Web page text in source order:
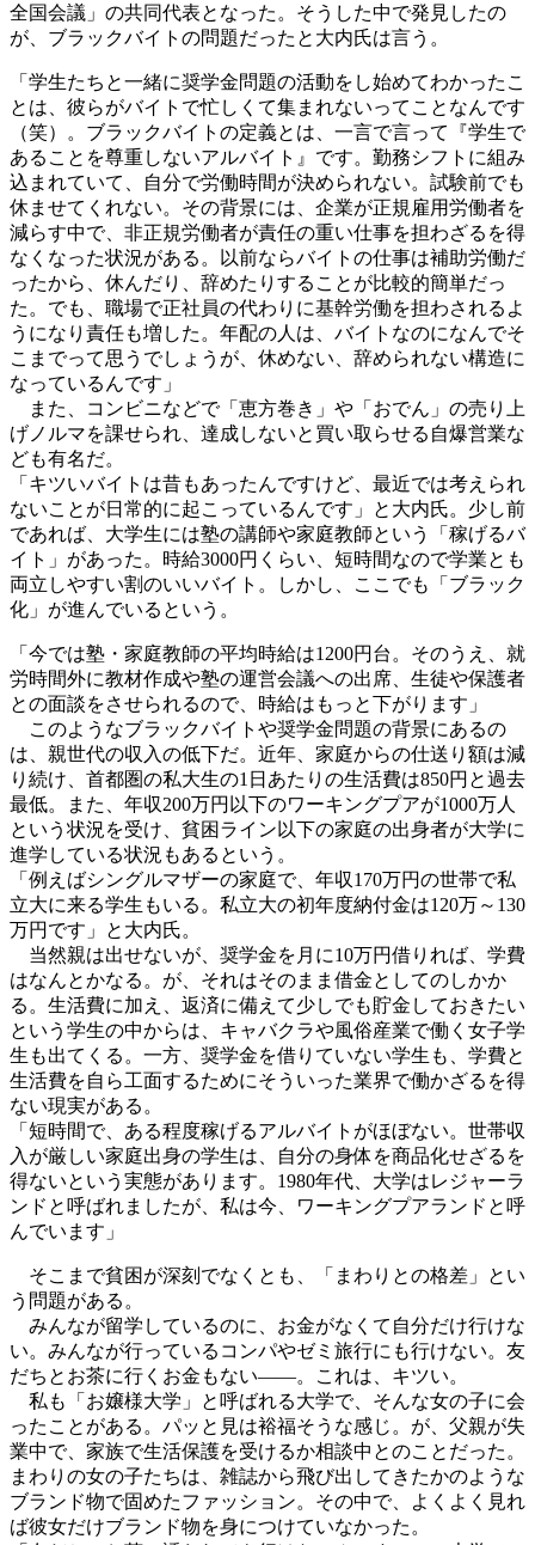
全国会議」の共同代表となった。そうした中で発見したの
が、ブラックバイトの問題だったと大内氏は言う。
「学生たちと一緒に奨学金問題の活動をし始めてわかったこ
とは、彼らがバイトで忙しくて集まれないってことなんです
（笑）。ブラックバイトの定義とは、一言で言って『学生で
あることを尊重しないアルバイト』です。勤務シフトに組み
込まれていて、自分で労働時間が決められない。試験前でも
休ませてくれない。その背景には、企業が正規雇用労働者を
減らす中で、非正規労働者が責任の重い仕事を担わざるを得
なくなった状況がある。以前ならバイトの仕事は補助労働だ
ったから、休んだり、辞めたりすることが比較的簡単だっ
た。でも、職場で正社員の代わりに基幹労働を担わされるよ
うになり責任も増した。年配の人は、バイトなのになんでそ
こまでって思うでしょうが、休めない、辞められない構造に
なっているんです」
また、コンビニなどで「恵方巻き」や「おでん」の売り上
げノルマを課せられ、達成しないと買い取らせる自爆営業な
ども有名だ。
「キツいバイトは昔もあったんですけど、最近では考えられ
ないことが日常的に起こっているんです」と大内氏。少し前
であれば、大学生には塾の講師や家庭教師という「稼げるバ
イト」があった。時給3000円くらい、短時間なので学業とも
両立しやすい割のいいバイト。しかし、ここでも「ブラック
化」が進んでいるという。
「今では塾・家庭教師の平均時給は1200円台。そのうえ、就
労時間外に教材作成や塾の運営会議への出席、生徒や保護者
との面談をさせられるので、時給はもっと下がります」
このようなブラックバイトや奨学金問題の背景にあるの
は、親世代の収入の低下だ。近年、家庭からの仕送り額は減
り続け、首都圏の私大生の1日あたりの生活費は850円と過去
最低。また、年収200万円以下のワーキングプアが1000万人
という状況を受け、貧困ライン以下の家庭の出身者が大学に
進学している状況もあるという。
「例えばシングルマザーの家庭で、年収170万円の世帯で私
立大に来る学生もいる。私立大の初年度納付金は120万～130
万円です」と大内氏。
当然親は出せないが、奨学金を月に10万円借りれば、学費
はなんとかなる。が、それはそのまま借金としてのしかか
る。生活費に加え、返済に備えて少しでも貯金しておきたい
という学生の中からは、キャバクラや風俗産業で働く女子学
生も出てくる。一方、奨学金を借りていない学生も、学費と
生活費を自ら工面するためにそういった業界で働かざるを得
ない現実がある。
「短時間で、ある程度稼げるアルバイトがほぼない。世帯収
入が厳しい家庭出身の学生は、自分の身体を商品化せざるを
得ないという実態があります。1980年代、大学はレジャーラ
ンドと呼ばれましたが、私は今、ワーキングプアランドと呼
んでいます」
そこまで貧困が深刻でなくとも、「まわりとの格差」とい
う問題がある。
みんなが留学しているのに、お金がなくて自分だけ行けな
い。みんなが行っているコンパやゼミ旅行にも行けない。友
だちとお茶に行くお金もない――。これは、キツい。
私も「お嬢様大学」と呼ばれる大学で、そんな女の子に会
ったことがある。パッと見は裕福そうな感じ。が、父親が失
業中で、家族で生活保護を受けるか相談中とのことだった。
まわりの女の子たちは、雑誌から飛び出してきたかのような
ブランド物で固めたファッション。その中で、よくよく見れ
ば彼女だけブランド物を身につけていなかった。